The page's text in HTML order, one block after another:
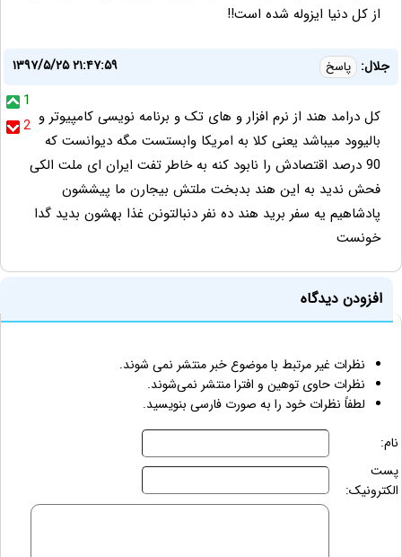
از کل دنیا ایزوله شده است!!
جلال: پاسخ
۱۳۹۷/۵/۲۵ ۲۱:۴۷:۵۹
1
2 کل درامد هند از نرم افزار و های تک و برنامه نویسی کامپیوتر و
بالیوود میباشد یعنی کلا به امریکا وابستست مگه دیوانست که
90 درصد اقتصادش را نابود کنه به خاطر تفت ایران ای ملت الکی
فحش ندید به این هند بدبخت ملتش بیجارن ما پیششون
پادشاهیم یه سفر برید هند ده نفر دنبالتونن غذا بهشون بدید گدا
خونست
افزودن دیدگاه
نظرات غیر مرتبط با موضوع خبر منتشر نمی شوند.
نظرات حاوی توهین و افترا منتشر نمی‌شوند.
لطفاً نظرات خود را به صورت فارسی بنویسید.
نام:
پست
الکترونیک: